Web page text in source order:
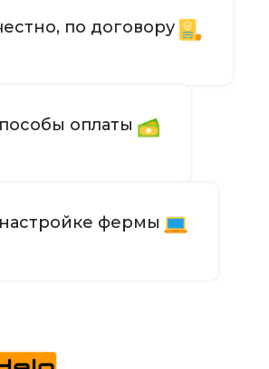
по договору
оплаты
фермы